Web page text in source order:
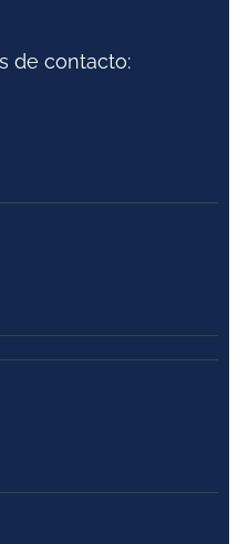
de contacto: